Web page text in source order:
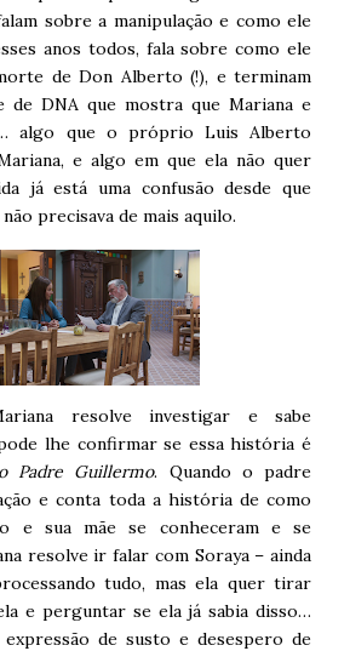
sobre a manipulação e como ele
anos todos, fala sobre como ele
de Don Alberto (!), e terminam
de DNA que mostra que Mariana e
algo que o próprio Luis Alberto
e algo em que ela não quer
já está uma confusão desde que
precisava de mais aquilo.
resolve investigar e sabe
lhe confirmar se essa história é
o Padre Guillermo. Quando o padre
e conta toda a história de como
e sua mãe se conheceram e se
resolve ir falar com Soraya – ainda
tudo, mas ela quer tirar
e perguntar se ela já sabia disso…
de susto e desespero de